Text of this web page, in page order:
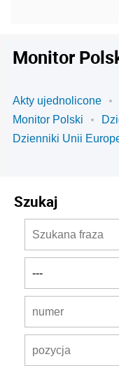
Monitor
Akty ujednolicone
Monitor Polski
Dzienniki Unii
Szukaj